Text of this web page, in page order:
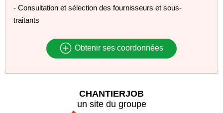
- Consultation et sélection des fournisseurs et sous-
traitants
Obtenir ses coordonnées
CHANTIERJOB
un site du groupe